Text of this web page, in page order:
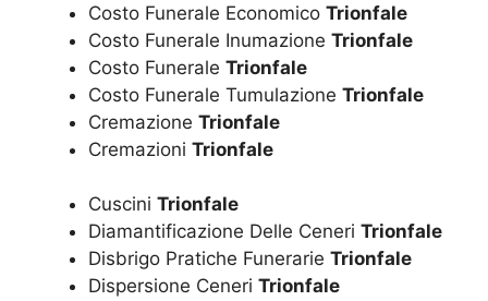
Costo Funerale Economico Trionfale
Costo Funerale Inumazione Trionfale
Costo Funerale Trionfale
Costo Funerale Tumulazione Trionfale
Cremazione Trionfale
Cremazioni Trionfale
Cuscini Trionfale
Diamantificazione Delle Ceneri Trionfale
Disbrigo Pratiche Funerarie Trionfale
Dispersione Ceneri Trionfale